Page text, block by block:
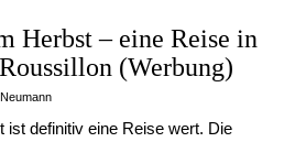
Herbst – eine Reise in
(Werbung)
ist definitiv eine Reise wert. Die